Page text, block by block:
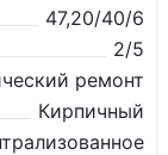
47,20/40/6
2/5
ремонт
Кирпичный